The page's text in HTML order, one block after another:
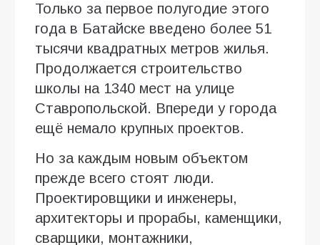
Только за первое полугодие этого
года в Батайске введено более 51
тысячи квадратных метров жилья.
Продолжается строительство
школы на 1340 мест на улице
Ставропольской. Впереди у города
ещё немало крупных проектов.
Но за каждым новым объектом
прежде всего стоят люди.
Проектировщики и инженеры,
архитекторы и прорабы, каменщики,
сварщики, монтажники,